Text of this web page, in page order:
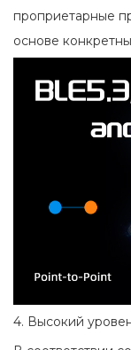
проприетарные
основе
4. Высокий